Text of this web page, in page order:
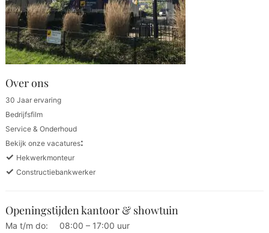
Over ons
30 Jaar ervaring
Bedrijfsfilm
Service & Onderhoud
Bekijk onze vacatures:
✓ Hekwerkmonteur
✓ Constructiebankwerker
Openingstijden kantoor & showtuin
Ma t/m do:
08:00 – 17:00 uur